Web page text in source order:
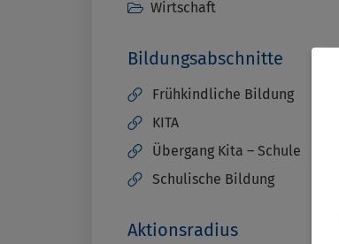
Wirtschaft
Bildungsabschnitte
Frühkindliche Bildung
KITA
Übergang Kita – Schule
Schulische Bildung
Aktionsradius